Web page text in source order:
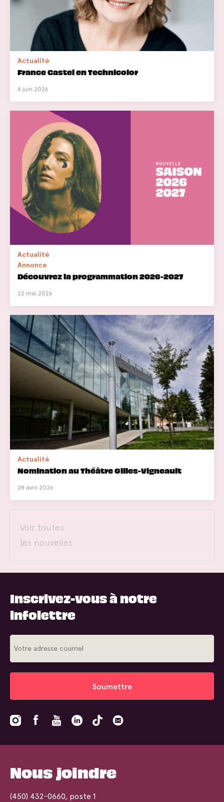
Actualité
France Castel en Technicolor
4 juin 2026
Actualité
Annonce
Découvrez la programmation 2026-2027
22 mai 2026
Actualité
Nomination au Théâtre Gilles-Vigneault
28 avril 2026
Voir toutes
les nouvelles
Inscrivez-vous à notre
infolettre
Soumettre
Nous joindre
(450) 432-0660, poste 1